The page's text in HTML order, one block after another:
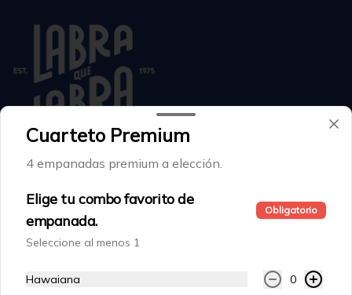
Facturación Electrónica
Noticias
Acción Frente a la violencia de género y discriminación
Términos y condiciones
Cuarteto Premium
4 empanadas premium a elección.
Elige tu combo favorito de
empanada.
Obligatorio
Seleccione al menos 1
Hawaiana 0